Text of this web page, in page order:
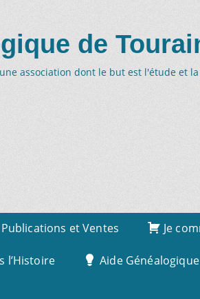
de
association dont le but est l'étude et
Publications et Ventes Je
l’Histoire Aide Généalogique